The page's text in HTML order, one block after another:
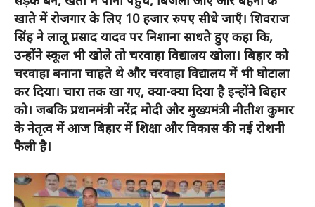
खाते में रोजगार के लिए 10 हजार रुपए सीधे जाएँ। शिवराज
सिंह ने लालू प्रसाद यादव पर निशाना साधते हुए कहा कि,
उन्होंने स्कूल भी खोले तो चरवाहा विद्यालय खोला। बिहार को
चरवाहा बनाना चाहते थे और चरवाहा विद्यालय में भी घोटाला
कर दिया। चारा तक खा गए, क्या-क्या दिया है इन्होंने बिहार
को। जबकि प्रधानमंत्री नरेंद्र मोदी और मुख्यमंत्री नीतीश कुमार
के नेतृत्व में आज बिहार में शिक्षा और विकास की नई रोशनी
फैली है।